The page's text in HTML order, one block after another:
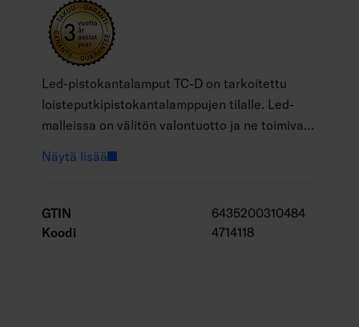
Led-pistokantalamput TC-D on tarkoitettu
loisteputkipistokantalamppujen tilalle. Led-
malleissa on välitön valontuotto ja ne toimivat
on välkkymätön. Pitkä polttoikä, 30 000 tuntia.
3000 K ja viileän valkoinen 4000 K. G24D-
pistokantaiset LED-lamput korvaavat vanhat
Näytä lisää
GTIN
6435200310484
Koodi
4714118